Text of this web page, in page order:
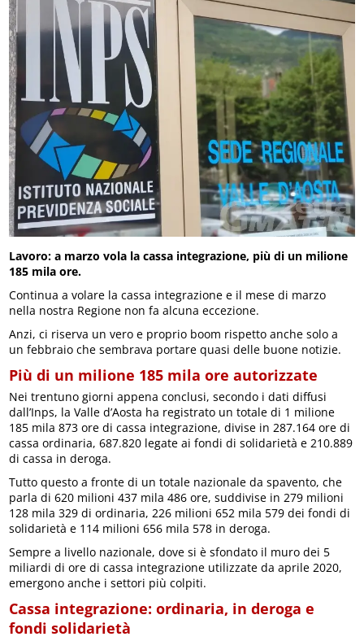
Lavoro: a marzo vola la cassa integrazione, più di un milione
185 mila ore.
Continua a volare la cassa integrazione e il mese di marzo
nella nostra Regione non fa alcuna eccezione.
Anzi, ci riserva un vero e proprio boom rispetto anche solo a
un febbraio che sembrava portare quasi delle buone notizie.
Più di un milione 185 mila ore autorizzate
Nei trentuno giorni appena conclusi, secondo i dati diffusi
dall’Inps, la Valle d’Aosta ha registrato un totale di 1 milione
185 mila 873 ore di cassa integrazione, divise in 287.164 ore di
cassa ordinaria, 687.820 legate ai fondi di solidarietà e 210.889
di cassa in deroga.
Tutto questo a fronte di un totale nazionale da spavento, che
parla di 620 milioni 437 mila 486 ore, suddivise in 279 milioni
128 mila 329 di ordinaria, 226 milioni 652 mila 579 dei fondi di
solidarietà e 114 milioni 656 mila 578 in deroga.
Sempre a livello nazionale, dove si è sfondato il muro dei 5
miliardi di ore di cassa integrazione utilizzate da aprile 2020,
emergono anche i settori più colpiti.
Cassa integrazione: ordinaria, in deroga e
fondi solidarietà